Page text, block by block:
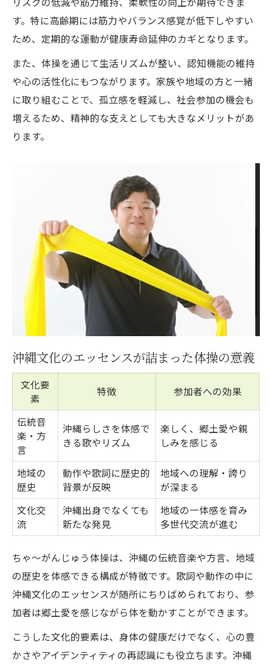
す。特に高齢期には筋力やバランス感覚が低下しやすい
ため、定期的な運動が健康寿命延伸のカギとなります。
また、体操を通じて生活リズムが整い、認知機能の維持
や心の活性化にもつながります。家族や地域の方と一緒
に取り組むことで、孤立感を軽減し、社会参加の機会も
増えるため、精神的な支えとしても大きなメリットがあ
ります。
沖縄文化のエッセンスが詰まった体操の意義
文化要
素
特徴 参加者への効果
伝統音
楽・方
言
沖縄らしさを体感で
きる歌やリズム
楽しく、郷土愛や親
しみを感じる
地域の
歴史
動作や歌詞に歴史的
背景が反映
地域への理解・誇り
が深まる
文化交
流
沖縄出身でなくても
新たな発見
地域の一体感を育み
多世代交流が進む
ちゃ～がんじゅう体操は、沖縄の伝統音楽や方言、地域
の歴史を体感できる構成が特徴です。歌詞や動作の中に
沖縄文化のエッセンスが随所にちりばめられており、参
加者は郷土愛を感じながら体を動かすことができます。
こうした文化的要素は、身体の健康だけでなく、心の豊
かさやアイデンティティの再認識にも役立ちます。沖縄